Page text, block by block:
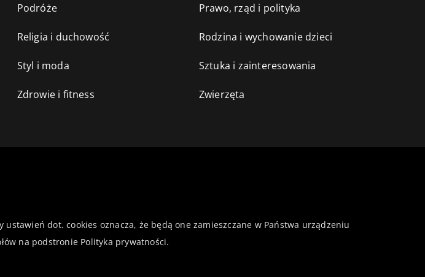
Podróże Prawo, rząd i polityka
Religia i duchowość Rodzina i wychowanie dzieci
Styl i moda Sztuka i zainteresowania
Zdrowie i fitness Zwierzęta
dot. cookies oznacza, że będą one zamieszczane w Państwa urządzeniu
na podstronie Polityka prywatności.